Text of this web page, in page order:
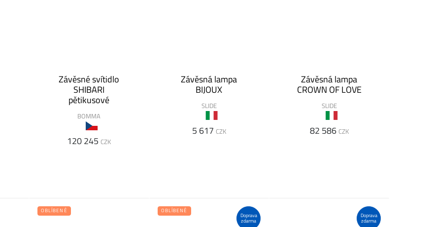
Závěsné svítidlo
SHIBARI
pětikusové
BOMMA
120 245 CZK
Závěsná lampa
BIJOUX
SLIDE
5 617 CZK
Závěsná lampa
CROWN OF LOVE
SLIDE
82 586 CZK
OBLÍBENÉ
Doprava
zdarma
OBLÍBENÉ
Doprava
zdarma